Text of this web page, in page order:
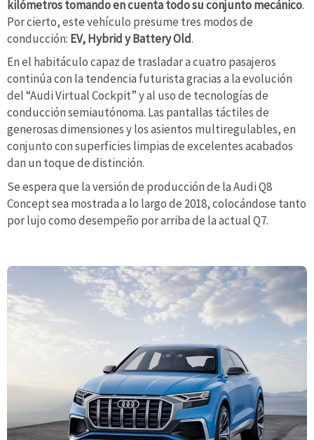
kilómetros tomando en cuenta todo su conjunto mecánico.
Por cierto, este vehículo presume tres modos de
conducción: EV, Hybrid y Battery Old.
En el habitáculo capaz de trasladar a cuatro pasajeros
continúa con la tendencia futurista gracias a la evolución
del “Audi Virtual Cockpit” y al uso de tecnologías de
conducción semiautónoma. Las pantallas táctiles de
generosas dimensiones y los asientos multiregulables, en
conjunto con superficies limpias de excelentes acabados
dan un toque de distinción.
Se espera que la versión de producción de la Audi Q8
Concept sea mostrada a lo largo de 2018, colocándose tanto
por lujo como desempeño por arriba de la actual Q7.